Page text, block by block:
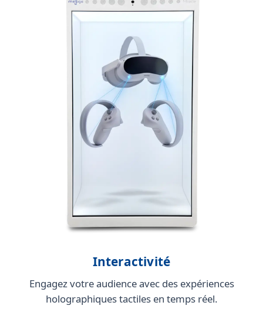
Interactivité
Engagez votre audience avec des expériences
holographiques tactiles en temps réel.